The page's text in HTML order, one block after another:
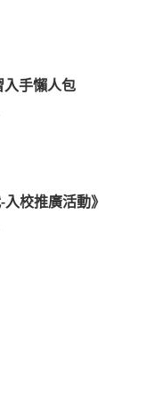
手懶人包
校推廣活動》